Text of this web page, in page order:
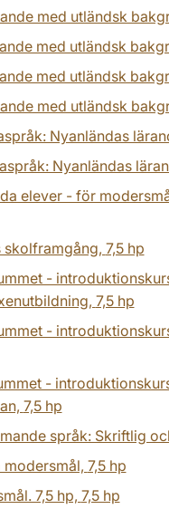
med utländsk
med utländsk
med utländsk
med utländsk
Nyanländas
Nyanländas
elever - för
skolframgång, 7,5 hp
-
7,5 hp
-
-
7,5 hp
språk: Skriftlig
modersmål, 7,5 hp
7,5 hp, 7,5 hp